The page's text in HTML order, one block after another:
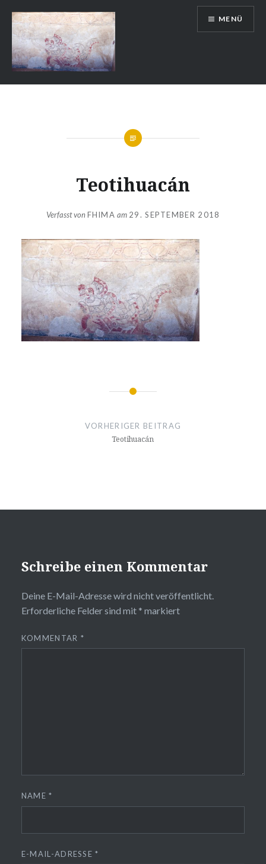
Inhalt
springen
Auslandsschuldienst
MENÜ
Teotihuacán
Verfasst vonFHIMA am 29. SEPTEMBER 2018
Beitragsnavigation
VORHERIGER BEITRAG
Teotihuacán
Schreibe einen Kommentar
Deine E-Mail-Adresse wird nicht veröffentlicht.
Erforderliche Felder sind mit * markiert
KOMMENTAR *
NAME*
E-MAIL-ADRESSE*